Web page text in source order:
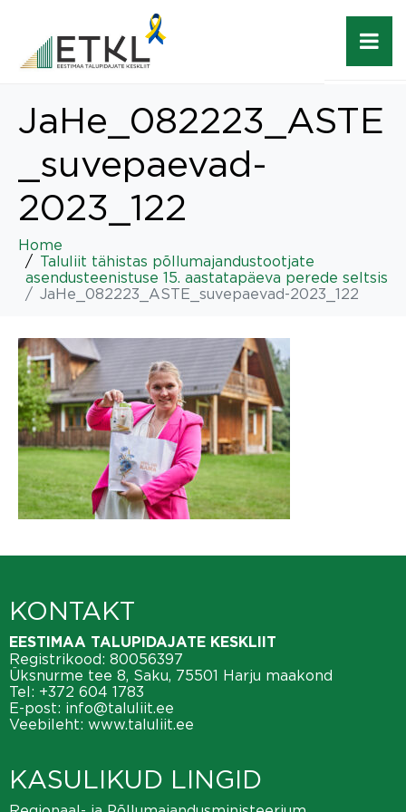
JaHe_082223_ASTE
_suvepaevad-
2023_122
Home
Taluliit tähistas põllumajandustootjate
asendusteenistuse 15. aastatapäeva perede seltsis
JaHe_082223_ASTE_suvepaevad-2023_122
KONTAKT
EESTIMAA TALUPIDAJATE KESKLIIT
Registrikood: 80056397
Üksnurme tee 8, Saku, 75501 Harju maakond
Tel: +372 604 1783
E-post: info@taluliit.ee
Veebileht: www.taluliit.ee
KASULIKUD LINGID